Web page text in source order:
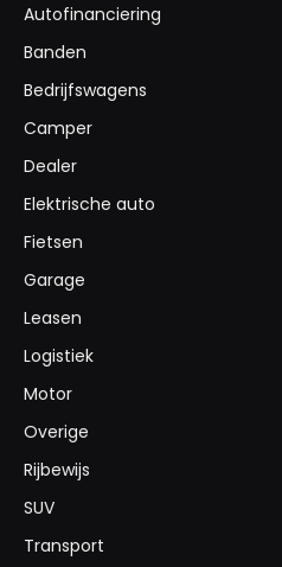
Autofinanciering
Banden
Bedrijfswagens
Camper
Dealer
Elektrische auto
Fietsen
Garage
Leasen
Logistiek
Motor
Overige
Rijbewijs
SUV
Transport